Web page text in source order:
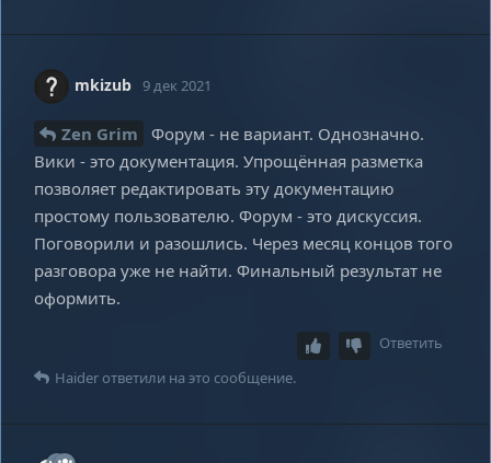
mkizub 9 дек 2021
Zen Grim
Форум - не вариант. Однозначно.
Вики - это документация. Упрощённая разметка
позволяет редактировать эту документацию
простому пользователю. Форум - это дискуссия.
Поговорили и разошлись. Через месяц концов того
разговора уже не найти. Финальный результат не
оформить.
Ответить
Haider ответили на это сообщение.